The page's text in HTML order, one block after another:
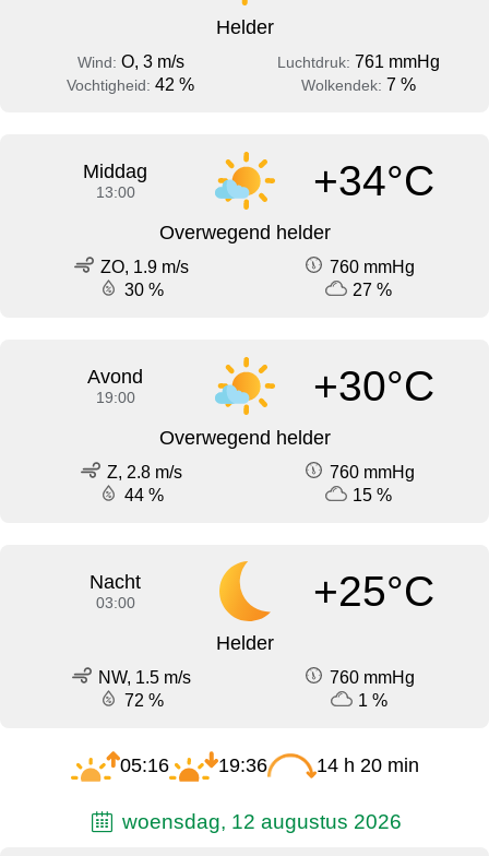
Helder
Wind: O, 3 m/s Luchtdruk: 761 mmHg
Vochtigheid: 42 % Wolkendek: 7 %
Middag
13:00 +34°C
Overwegend helder
ZO, 1.9 m/s
760 mmHg
30 %
27 %
Avond
19:00 +30°C
Overwegend helder
Z, 2.8 m/s
760 mmHg
44 %
15 %
Nacht
03:00 +25°C
Helder
NW, 1.5 m/s
760 mmHg
72 %
1 %
05:16 19:36 14 h 20 min
woensdag, 12 augustus 2026